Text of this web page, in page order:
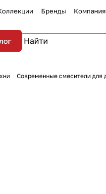
Бренды Компания
Современные смесители для